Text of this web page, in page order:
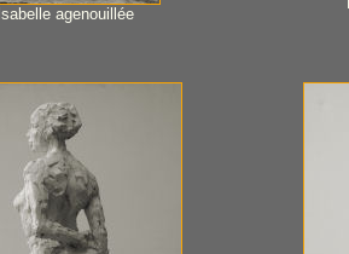
Isabelle agenouillée